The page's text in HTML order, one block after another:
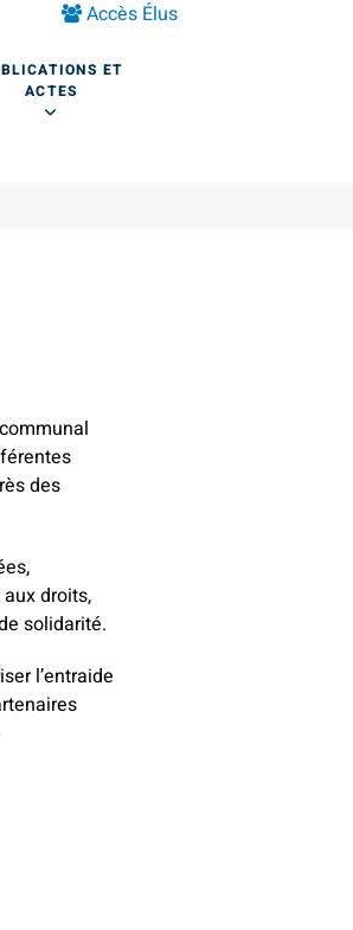
Accès Élus
ET
ACTES
des
droits,
solidarité.
l’entraide